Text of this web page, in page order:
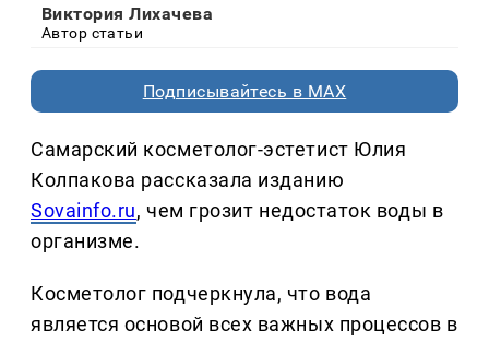
Виктория Лихачева
Автор статьи
Подписывайтесь в MAX
Самарский косметолог-эстетист Юлия
Колпакова рассказала изданию
Sovainfо.ru, чем грозит недостаток воды в
организме.
Косметолог подчеркнула, что вода
является основой всех важных процессов в